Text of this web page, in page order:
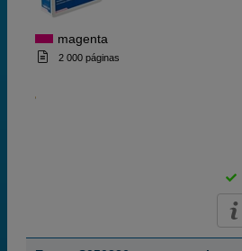
magenta
2 000 páginas